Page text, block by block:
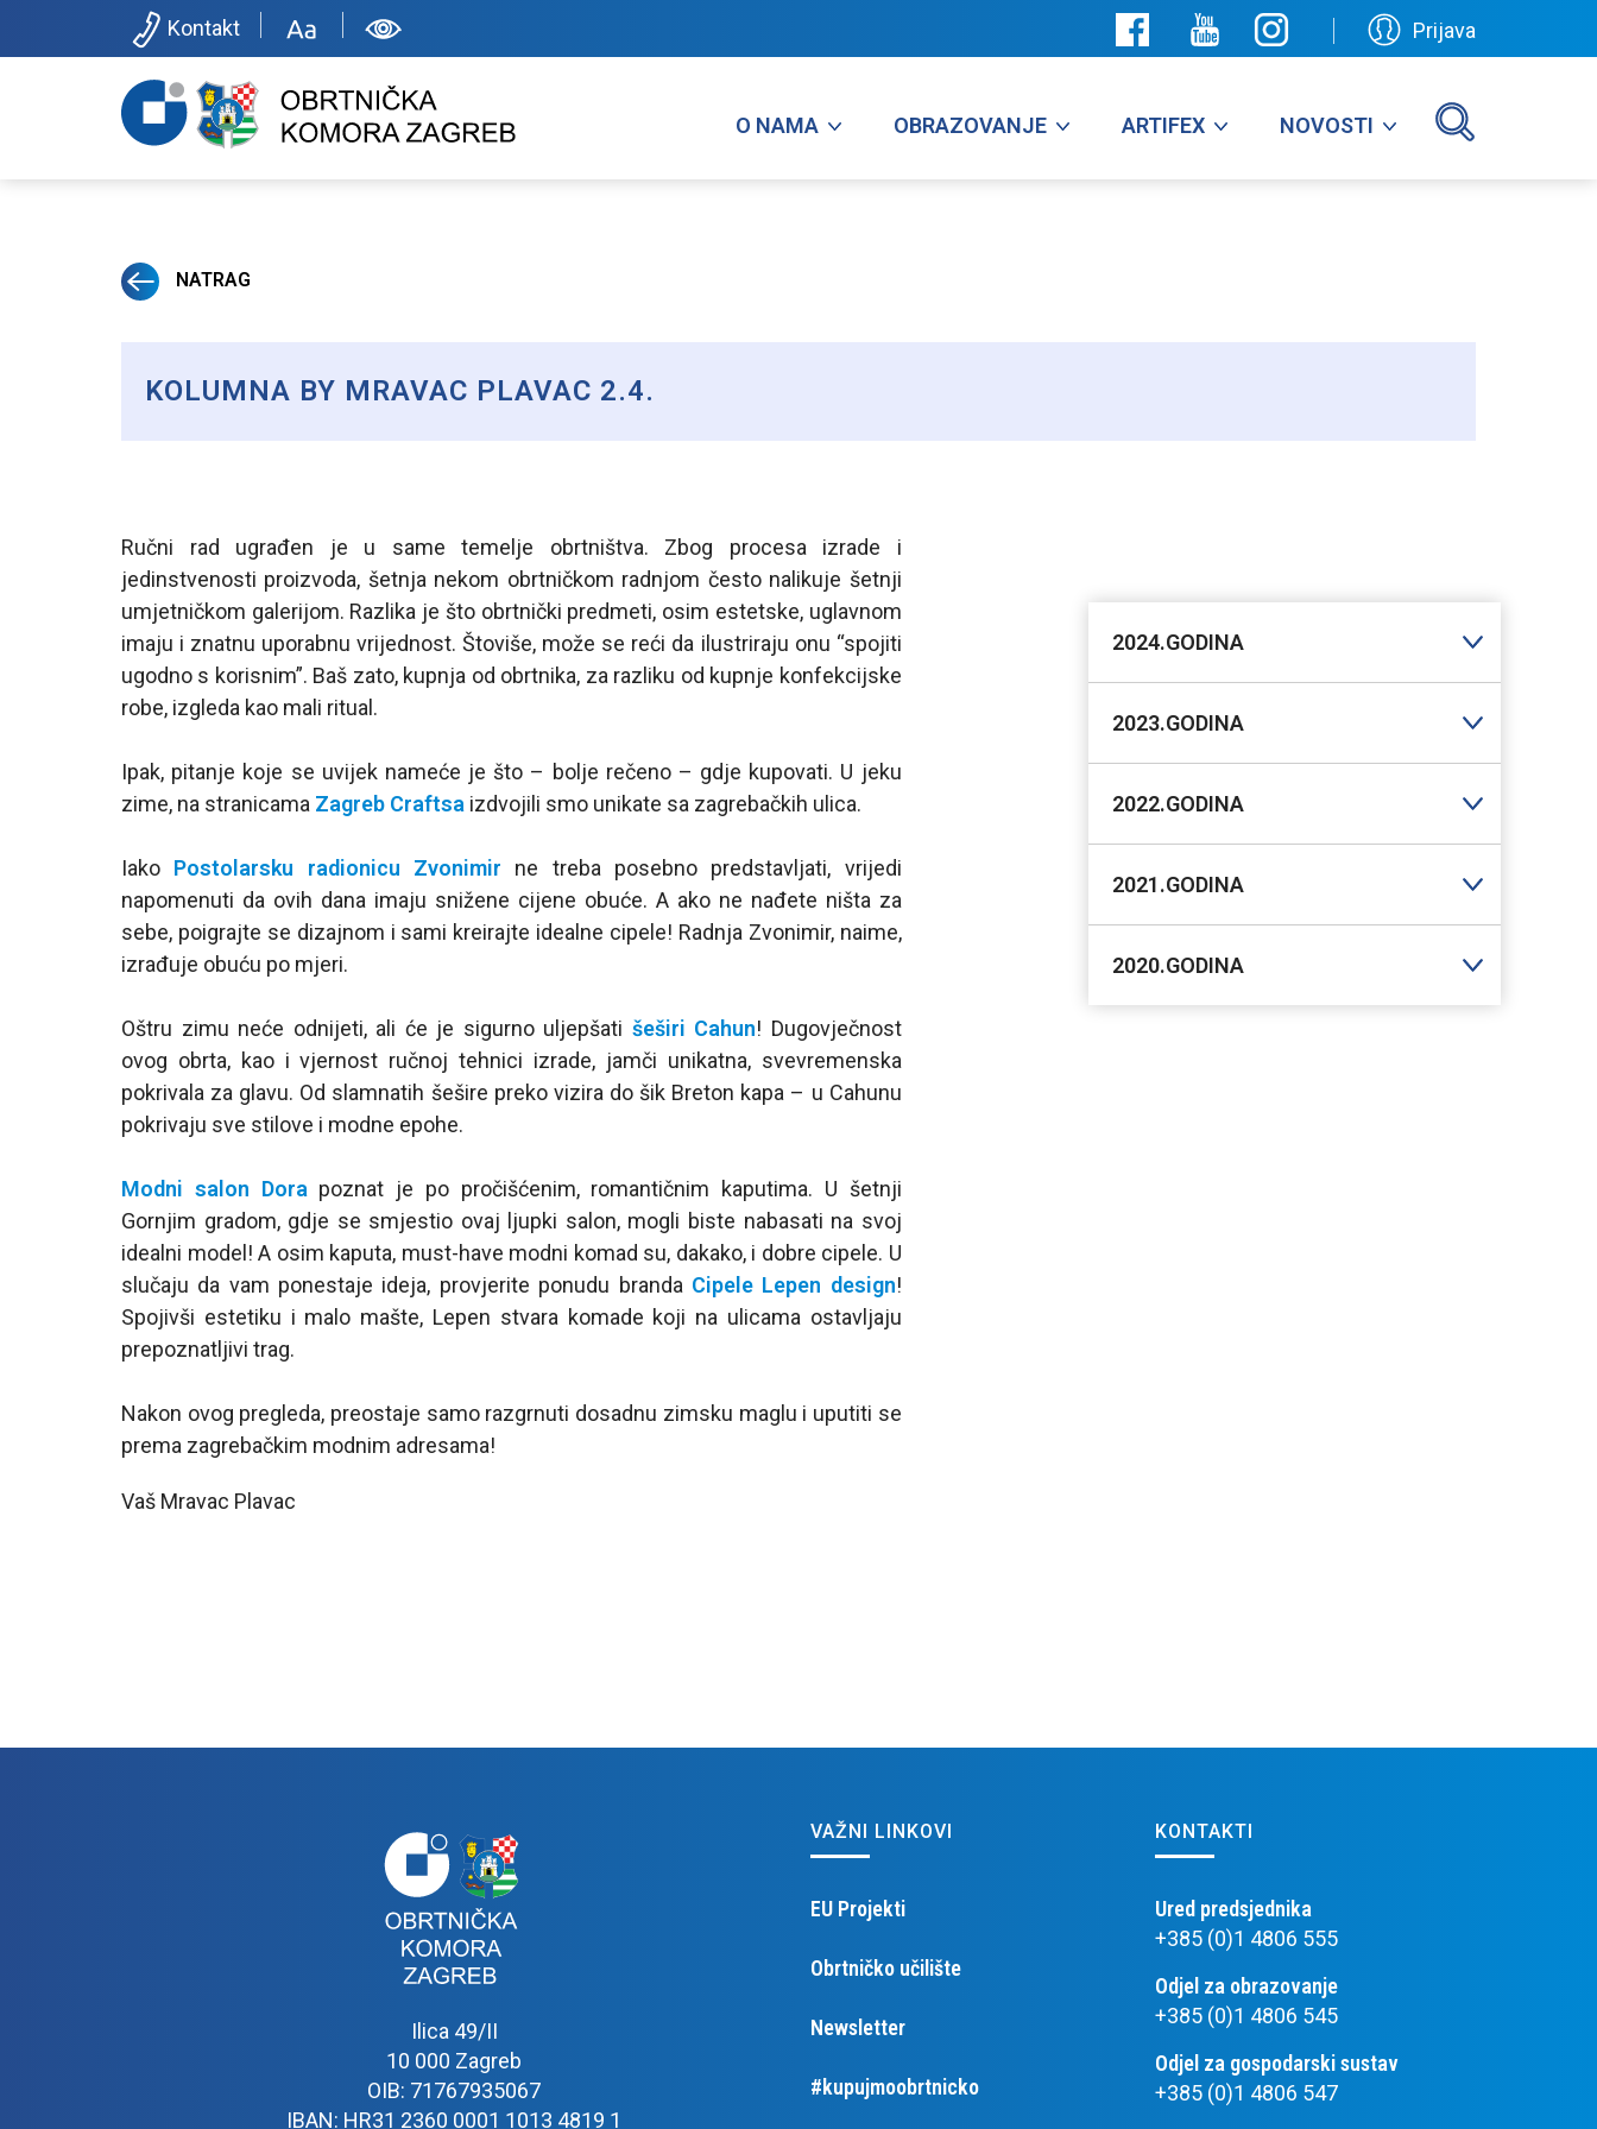
Kontakt Prijava
O NAMA OBRAZOVANJE ARTIFEX NOVOSTI
NATRAG
KOLUMNA BY MRAVAC PLAVAC 2.4.
Ručni rad ugrađen je u same temelje obrtništva. Zbog procesa izrade i
jedinstvenosti proizvoda, šetnja nekom obrtničkom radnjom često nalikuje šetnji
umjetničkom galerijom. Razlika je što obrtnički predmeti, osim estetske, uglavnom
imaju i znatnu uporabnu vrijednost. Štoviše, može se reći da ilustriraju onu “spojiti
ugodno s korisnim”. Baš zato, kupnja od obrtnika, za razliku od kupnje konfekcijske
robe, izgleda kao mali ritual.
Ipak, pitanje koje se uvijek nameće je što – bolje rečeno – gdje kupovati. U jeku
zime, na stranicama Zagreb Craftsa izdvojili smo unikate sa zagrebačkih ulica.
Iako Postolarsku radionicu Zvonimir ne treba posebno predstavljati, vrijedi
napomenuti da ovih dana imaju snižene cijene obuće. A ako ne nađete ništa za
sebe, poigrajte se dizajnom i sami kreirajte idealne cipele! Radnja Zvonimir, naime,
izrađuje obuću po mjeri.
Oštru zimu neće odnijeti, ali će je sigurno uljepšati šeširi Cahun! Dugovječnost
ovog obrta, kao i vjernost ručnoj tehnici izrade, jamči unikatna, svevremenska
pokrivala za glavu. Od slamnatih šešire preko vizira do šik Breton kapa – u Cahunu
pokrivaju sve stilove i modne epohe.
Modni salon Dora poznat je po pročišćenim, romantičnim kaputima. U šetnji
Gornjim gradom, gdje se smjestio ovaj ljupki salon, mogli biste nabasati na svoj
idealni model! A osim kaputa, must-have modni komad su, dakako, i dobre cipele. U
slučaju da vam ponestaje ideja, provjerite ponudu branda Cipele Lepen design!
Spojivši estetiku i malo mašte, Lepen stvara komade koji na ulicama ostavljaju
prepoznatljivi trag.
Nakon ovog pregleda, preostaje samo razgrnuti dosadnu zimsku maglu i uputiti se
prema zagrebačkim modnim adresama!
Vaš Mravac Plavac
2024.GODINA
2023.GODINA
2022.GODINA
2021.GODINA
2020.GODINA
Ilica 49/II
10 000 Zagreb
OIB: 71767935067
IBAN: HR31 2360 0001 1013 4819 1
VAŽNI LINKOVI
EU Projekti
Obrtničko učilište
Newsletter
#kupujmoobrtnicko
KONTAKTI
Ured predsjednika
+385 (0)1 4806 555
Odjel za obrazovanje
+385 (0)1 4806 545
Odjel za gospodarski sustav
+385 (0)1 4806 547